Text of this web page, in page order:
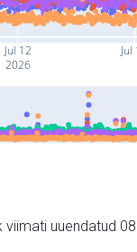
Jul 12
2026
Jul
viimati uuendatud